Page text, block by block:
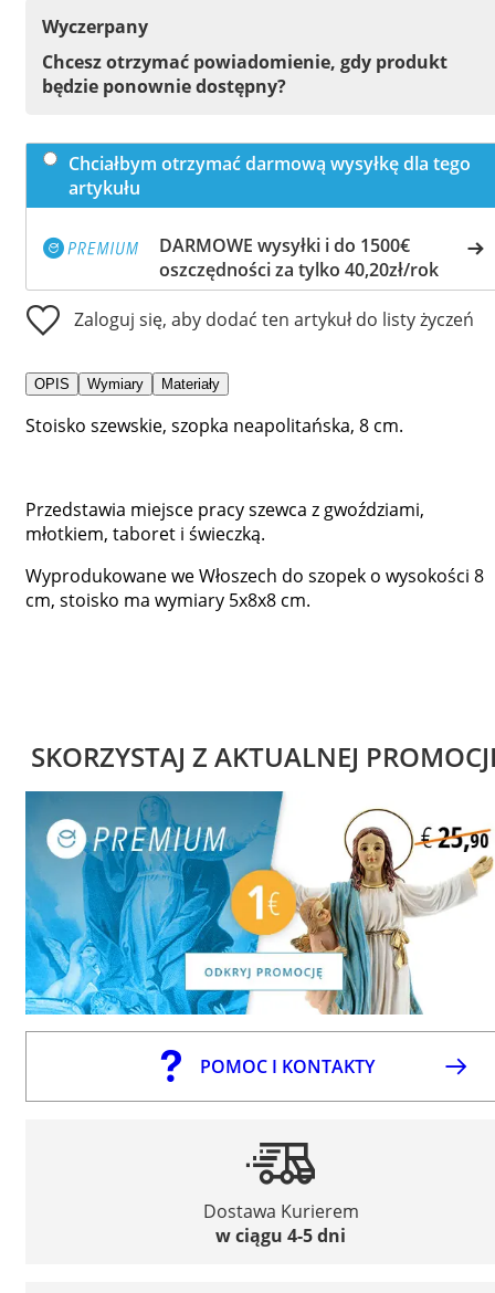
Wyczerpany
Chcesz otrzymać powiadomienie, gdy produkt
będzie ponownie dostępny?
Chciałbym otrzymać darmową wysyłkę dla tego
artykułu
DARMOWE wysyłki i do 1500€
oszczędności za tylko 40,20zł/rok
Zaloguj się, aby dodać ten artykuł do listy życzeń
OPIS Wymiary Materiały
Stoisko szewskie, szopka neapolitańska, 8 cm.
Przedstawia miejsce pracy szewca z gwoździami,
młotkiem, taboret i świeczką.
Wyprodukowane we Włoszech do szopek o wysokości 8
cm, stoisko ma wymiary 5x8x8 cm.
SKORZYSTAJ Z AKTUALNEJ
POMOC I KONTAKTY
Dostawa Kurierem
w ciągu 4-5 dni